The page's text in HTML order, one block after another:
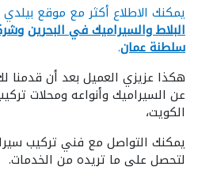
يمكنك الاطلاع أكثر مع موقع
البلاط والسيراميك في البحرينو
سلطنة عمان.
هكذا عزيزي العميل بعد أن قدمنا
عن السيراميك وأنواعه ومحلات
الكويت،
يمكنك التواصل مع فني تركيب
لتحصل على ما تريده من الخدمات.